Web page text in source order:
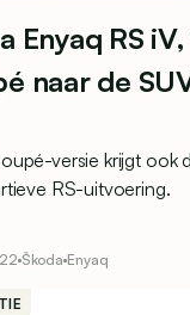
Enyaq RS
naar de
versie krijgt ook
RS-uitvoering.
Škoda Enyaq